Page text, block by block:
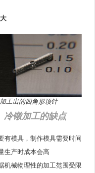
工出的四角形顶针
冷镦加工的缺点
有模具，制作模具需要时间
生产时成本会高
机械物理性的加工范围受限